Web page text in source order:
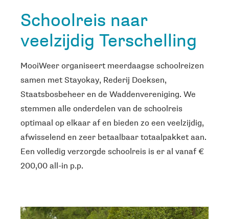
Schoolreis naar
veelzijdig Terschelling
MooiWeer organiseert meerdaagse schoolreizen
samen met Stayokay, Rederij Doeksen,
Staatsbosbeheer en de Waddenvereniging. We
stemmen alle onderdelen van de schoolreis
optimaal op elkaar af en bieden zo een veelzijdig,
afwisselend en zeer betaalbaar totaalpakket aan.
Een volledig verzorgde schoolreis is er al vanaf €
200,00 all-in p.p.